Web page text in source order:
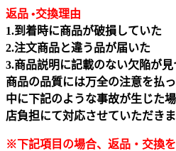
返品 •交換理由
1.到着時に商品が破損していた
2.注文商品と違う品が届いた
3.商品説明に記載のない欠陥が見
商品の品質には万全の注意を払
中に下記のような事故が生じた
店負担にて対応させていただきま
※下記項目の場合、返品・交換